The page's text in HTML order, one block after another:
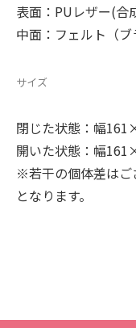
表面：PUレザー(合
中面：フェルト（ブ
サイズ
閉じた状態：幅
開いた状態：幅
※若干の個体差はご
となります。